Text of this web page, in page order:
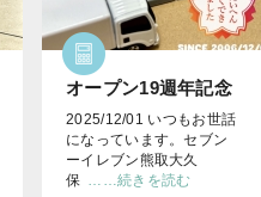
オープン19週年記念
2025/12/01 いつもお世話
になっています。セブン
ーイレブン熊取大久
保
……続きを読む